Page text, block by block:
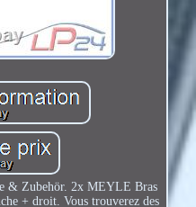
& Zubehör. 2x MEYLE Bras
+ droit. Vous trouverez des